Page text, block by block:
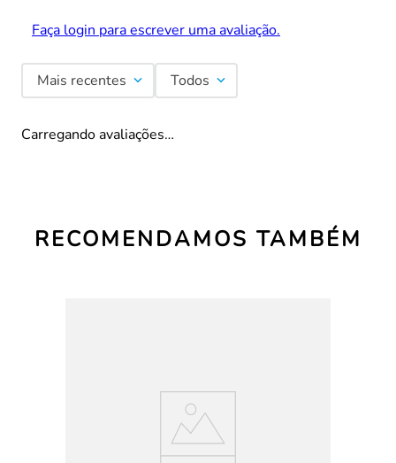
Faça login para escrever uma avaliação.
Mais recentes Todos
Carregando avaliações…
RECOMENDAMOS TAMBÉM